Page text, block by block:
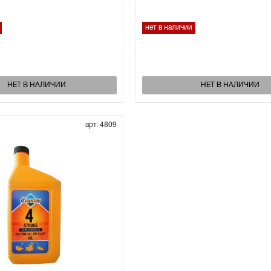
НЕТ В НАЛИЧИИ
нет в наличии
НЕТ В НАЛИЧИИ
арт. 4809